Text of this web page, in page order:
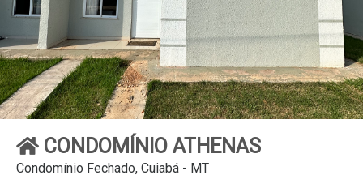
CONDOMÍNIO ATHENAS
Condomínio Fechado, Cuiabá - MT